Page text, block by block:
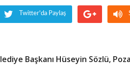
Twitter'da Paylaş
Başkanı Hüseyin Sözlü,